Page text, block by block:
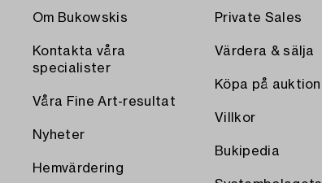
Om Bukowskis
Kontakta våra
specialister
Våra Fine Art-resultat
Nyheter
Hemvärdering
Private Sales
Värdera & sälja
Köpa på auktion
Villkor
Bukipedia